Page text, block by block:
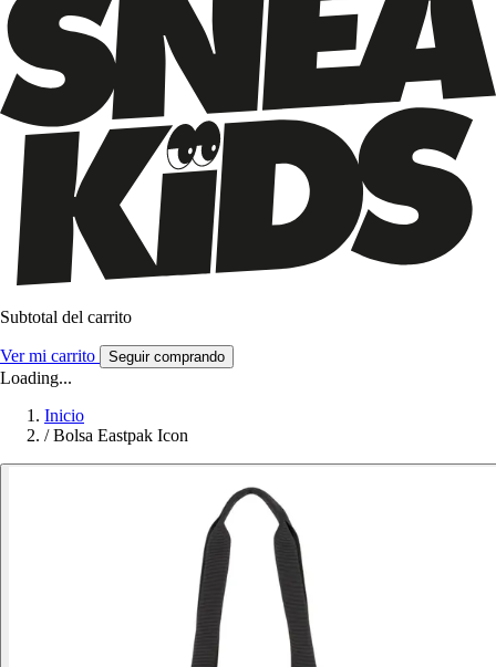
Subtotal del carrito
Ver mi carrito Seguir comprando
Loading...
Inicio
/ Bolsa Eastpak Icon